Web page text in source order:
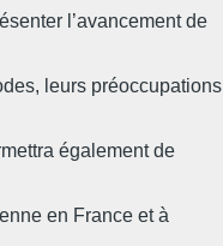
l’avancement de
leurs préoccupations
également de
en France et à